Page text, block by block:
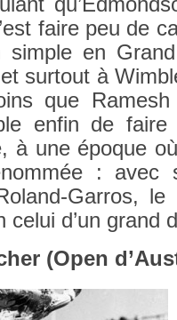
faire peu de
sim­ple en
sur­tout à
que
enfin de faire
à une époque
: avec
Garros,
celui d’un grand
(Open